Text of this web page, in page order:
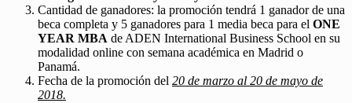
Cantidad de ganadores: la promoción tendrá 1 ganador de una
beca completa y 5 ganadores para 1 media beca para el ONE
YEAR MBA de ADEN International Business School en su
modalidad online con semana académica en Madrid o
Panamá.
Fecha de la promoción del 20 de marzo al 20 de mayo de
2018.